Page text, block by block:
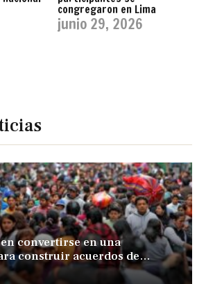
congregaron en Lima
junio 29, 2026
convertirse en una
construir acuerdos de
especialista